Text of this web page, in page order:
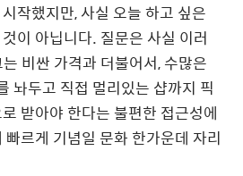
작했지만, 사실 오늘 하고 싶은
이 아닙니다. 질문은 사실 이러
비싼 가격과 더불어서, 수많은
놔두고 직접 멀리있는 샵까지 픽
받아야 한다는 불편한 접근성에
르게 기념일 문화 한가운데 자리